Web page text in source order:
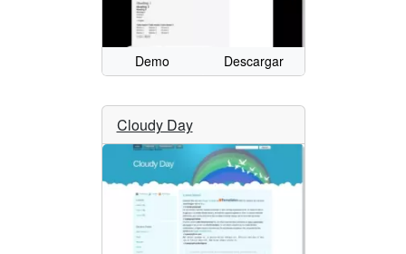
Demo Descargar
Cloudy Day